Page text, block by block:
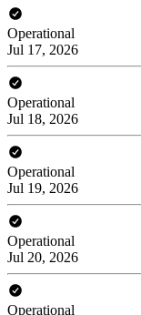
Operational
Jul 17, 2026
Operational
Jul 18, 2026
Operational
Jul 19, 2026
Operational
Jul 20, 2026
Operational